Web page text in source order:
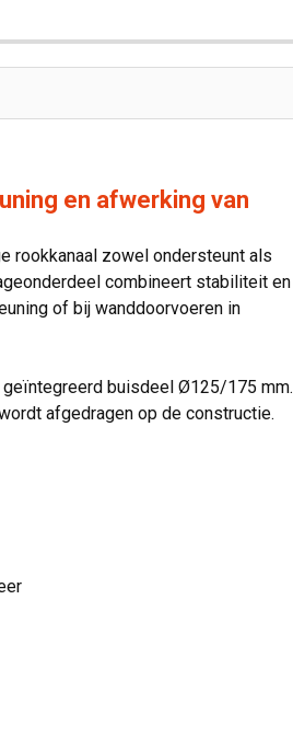
en afwerking van
rookkanaal zowel ondersteunt als
combineert stabiliteit en
of bij wanddoorvoeren in
buisdeel Ø125/175 mm.
afgedragen op de constructie.